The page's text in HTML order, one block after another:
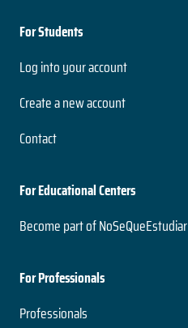
For Students
Log into your account
Create a new account
Contact
For Educational Centers
Become part of NoSeQueEstudiar
For Professionals
Professionals